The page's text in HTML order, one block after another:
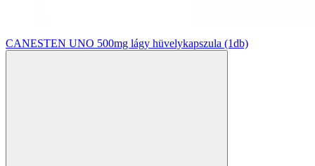
CANESTEN UNO 500mg lágy hüvelykapszula (1db)